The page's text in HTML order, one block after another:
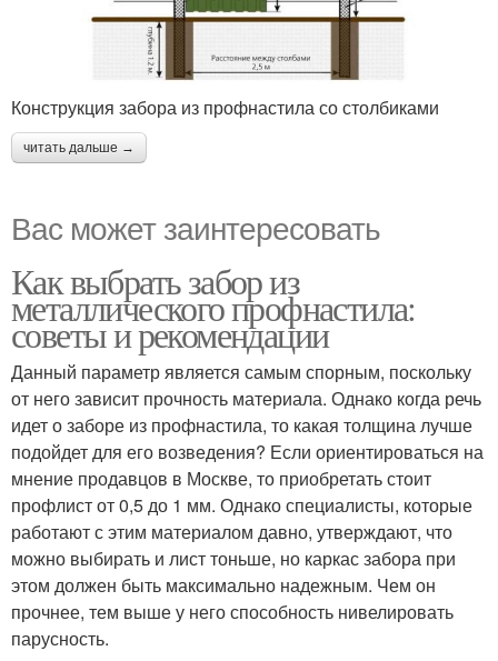
Конструкция забора из профнастила со столбиками
читать дальше →
Вас может заинтересовать
Как выбрать забор из
металлического профнастила:
советы и рекомендации
Данный параметр является самым спорным, поскольку
от него зависит прочность материала. Однако когда речь
идет о заборе из профнастила, то какая толщина лучше
подойдет для его возведения? Если ориентироваться на
мнение продавцов в Москве, то приобретать стоит
профлист от 0,5 до 1 мм. Однако специалисты, которые
работают с этим материалом давно, утверждают, что
можно выбирать и лист тоньше, но каркас забора при
этом должен быть максимально надежным. Чем он
прочнее, тем выше у него способность нивелировать
парусность.